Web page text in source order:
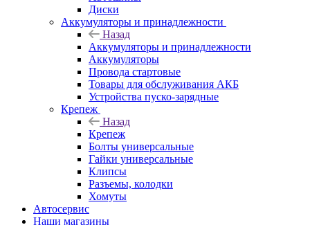
Диски
Аккумуляторы и принадлежности
Назад
Аккумуляторы и принадлежности
Аккумуляторы
Провода стартовые
Товары для обслуживания АКБ
Устройства пуско-зарядные
Крепеж
Назад
Крепеж
Болты универсальные
Гайки универсальные
Клипсы
Разъемы, колодки
Хомуты
Автосервис
Наши магазины